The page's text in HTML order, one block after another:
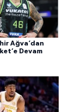
Ağva’dan
Devam